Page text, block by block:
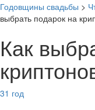
Годовщины свадьбы >
выбрать подарок на
Как
31 год